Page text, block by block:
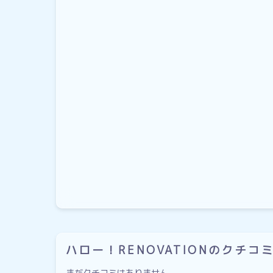
ハロー！RENOVATIONのクチコ